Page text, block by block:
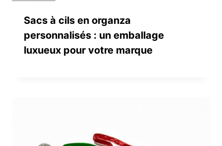
Sacs à cils en organza
personnalisés : un emballage
luxueux pour votre marque